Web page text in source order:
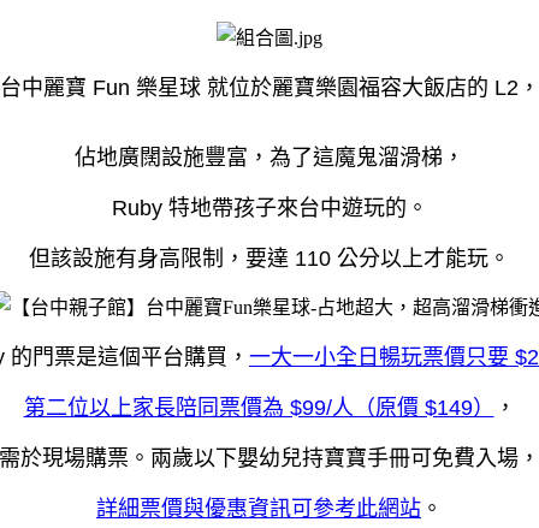
台中麗寶 Fun 樂星球 就位於麗寶樂園福容大飯店的 L2，
佔地廣闊設施豐富，為了這魔鬼溜滑梯，
Ruby 特地帶孩子來台中遊玩的。
但該設施有身高限制，要達 110 公分以上才能玩。
的門票是這個平台購買， 一大一小全日暢玩票價只要
第二位以上家長陪同票價為 $99/人（原價 $149） ，
需於現場購票。 兩歲以下嬰幼兒持寶寶手冊可免費入場，
詳細票價與優惠資訊可參考此網站 。